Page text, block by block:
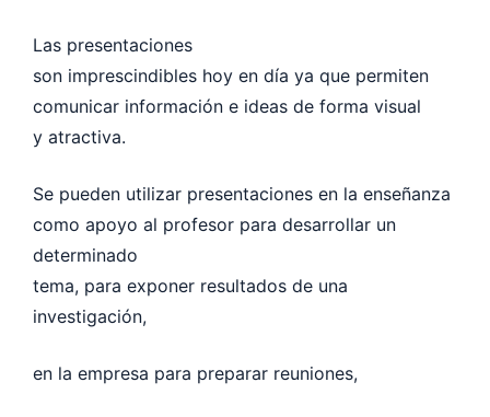
Las presentaciones
son imprescindibles hoy en día ya que permiten
comunicar información e ideas de forma visual
y atractiva.
Se pueden utilizar presentaciones en la enseñanza
como apoyo al profesor para desarrollar un
determinado
tema, para exponer resultados de una
investigación,
en la empresa para preparar reuniones,